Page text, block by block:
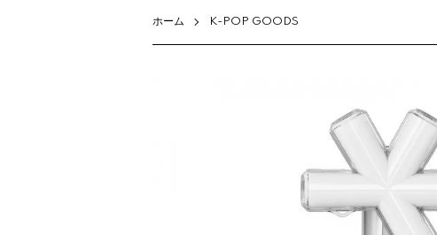
ホーム K-POP GOODS